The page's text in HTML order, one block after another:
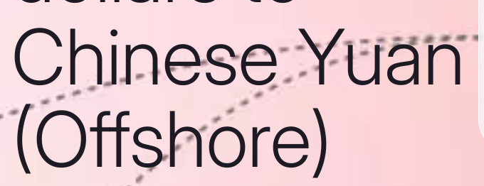
Chinese Yuan
(Offshore)